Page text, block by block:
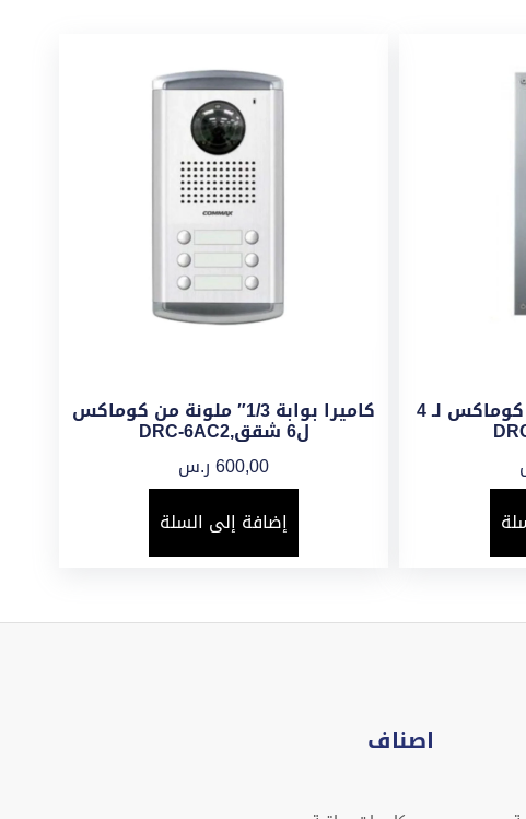
كاميرا بوابة ملونة من كوماكس لـ 4 كاميرا بوابة 1/3″ ملونة من كوماكس
ل6 شقق,DRC-6AC2
600,00ر.س
إضافة إلى السلة
اصناف